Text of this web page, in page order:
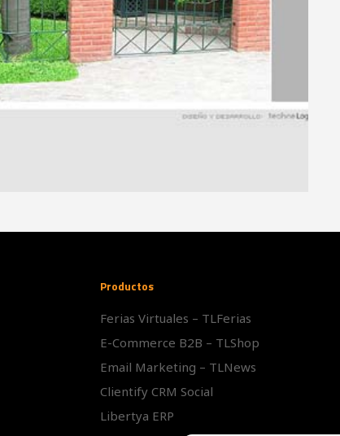
Productos
Ferias Virtuales – TLFerias
E-Commerce B2B – TLShop
Email Marketing – TLNews
Clientify CRM Social
Libertya ERP